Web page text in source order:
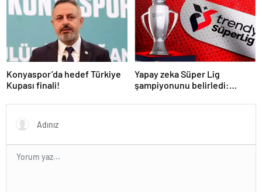
Konyaspor’da hedef Türkiye
Kupası finali!
Yapay zeka Süper Lig
şampiyonunu belirledi:
arasında inanılmaz final!